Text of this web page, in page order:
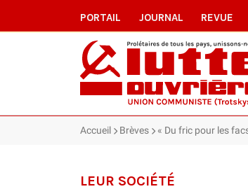
PORTAIL JOURNAL REVUE
Accueil Brèves « Du fric pour les
LEUR SOCIÉTÉ